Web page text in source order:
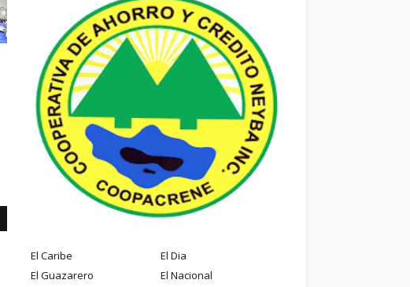
El Caribe
El Dia
El Guazarero
El Nacional